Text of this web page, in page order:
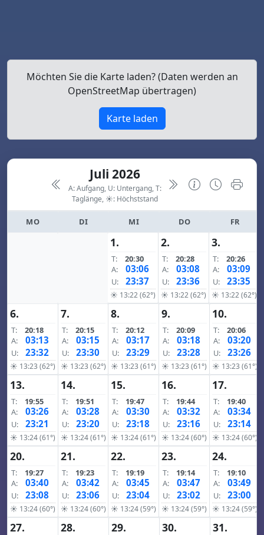
Möchten Sie die Karte laden? (Daten werden an
OpenStreetMap übertragen)
Karte laden
Juli 2026
A: Aufgang, U: Untergang, T:
Taglänge, ☀: Höchststand
MO DI MI DO FR
1.
T:
20:30
A:
03:06
U: 23:37
☀ 13:22 (62°)
2.
T:
20:28
A:
03:08
U: 23:36
☀ 13:22 (62°)
3.
T:
20:26
A:
03:09
U: 23:35
☀ 13:22 (62°)
6.
T:
20:18
A:
03:13
U: 23:32
☀ 13:23 (62°)
7.
T:
20:15
A:
03:15
U: 23:30
☀ 13:23 (62°)
8.
T:
20:12
A:
03:17
U: 23:29
☀ 13:23 (61°)
9.
T:
20:09
A:
03:18
U: 23:28
☀ 13:23 (61°)
10.
T:
20:06
A:
03:20
U: 23:26
☀ 13:23 (61°)
13.
T:
19:55
A:
03:26
U: 23:21
☀ 13:24 (61°)
14.
T:
19:51
A:
03:28
U: 23:20
☀ 13:24 (61°)
15.
T:
19:47
A:
03:30
U: 23:18
☀ 13:24 (61°)
16.
T:
19:44
A:
03:32
U: 23:16
☀ 13:24 (60°)
17.
T:
19:40
A:
03:34
U: 23:14
☀ 13:24 (60°)
20.
T:
19:27
A:
03:40
U: 23:08
☀ 13:24 (60°)
21.
T:
19:23
A:
03:42
U: 23:06
☀ 13:24 (60°)
22.
T:
19:19
A:
03:45
U: 23:04
☀ 13:24 (59°)
23.
T:
19:14
A:
03:47
U: 23:02
☀ 13:24 (59°)
24.
T:
19:10
A:
03:49
U: 23:00
☀ 13:24 (59°)
27. 28. 29. 30. 31.